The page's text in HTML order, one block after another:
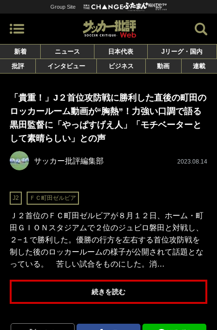
Group Site
新着 ニュース 日本代表
Jリーグ・国内
批評
インタビュー ビジネス 動画 連載
「貴重！」J２首位攻防戦に勝利した直後の町田の
ロッカールーム動画が“胸熱”！力強い口調で語る
黒田監督に「やっぱすげえ人」「モチベーターと
して素晴らしい」との声
サッカー批評編集部 2023.08.14
J2 ＦＣ町田ゼルビア
Ｊ２首位のＦＣ町田ゼルビアが８月１２日、ホーム・町
田ＧＩＯＮスタジアムで２位のジュビロ磐田と対戦し、
２−１で勝利した。優勝の行方を左右する首位攻防戦を
制した後のロッカールームの様子が公開されて話題とな
っている。 苦しい試合をものにした。消…
続きを読む